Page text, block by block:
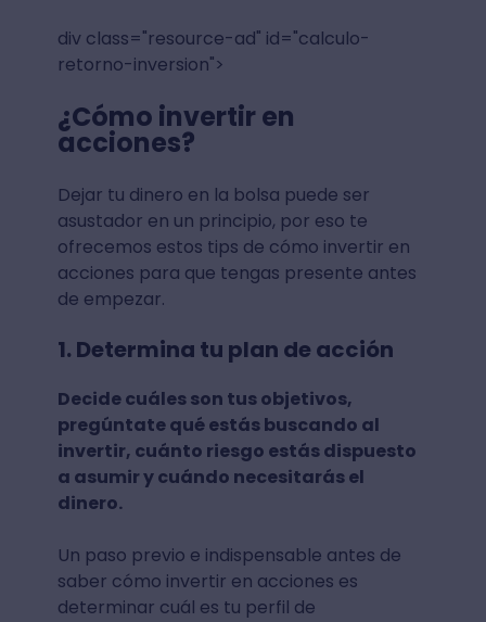
div class="resource-ad" id="calculo-
retorno-inversion">
¿Cómo invertir en
acciones?
Dejar tu dinero en la bolsa puede ser
asustador en un principio, por eso te
ofrecemos estos tips de cómo invertir en
acciones para que tengas presente antes
de empezar.
1. Determina tu plan de acción
Decide cuáles son tus objetivos,
pregúntate qué estás buscando al
invertir, cuánto riesgo estás dispuesto
a asumir y cuándo necesitarás el
dinero.
Un paso previo e indispensable antes de
saber cómo invertir en acciones es
determinar cuál es tu perfil de